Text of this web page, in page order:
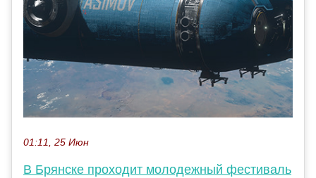
01:11, 25 Июн
В Брянске проходит молодежный фестиваль